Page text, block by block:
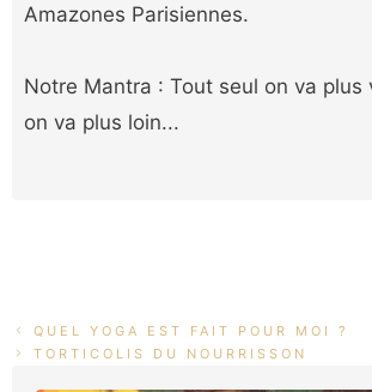
Amazones Parisiennes.
Notre Mantra : Tout seul on va plus
on va plus loin...
QUEL YOGA EST FAIT POUR MOI ?
TORTICOLIS DU NOURRISSON